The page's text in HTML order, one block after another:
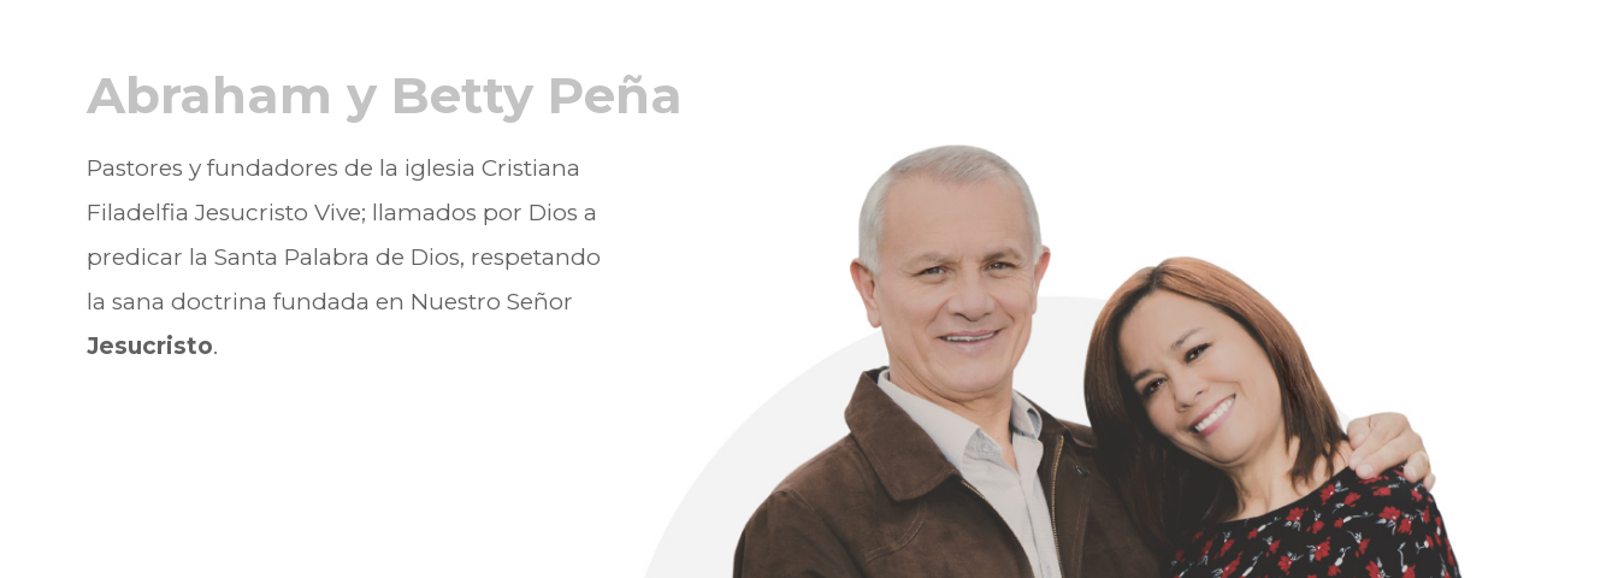
Abraham y Betty Peña
Pastores y fundadores de la iglesia Cristiana
Filadelfia Jesucristo Vive; llamados por Dios a
predicar la Santa Palabra de Dios, respetando
la sana doctrina fundada en Nuestro Señor
Jesucristo.